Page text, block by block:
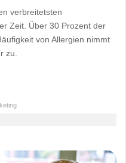
verbreitetsten
Zeit. Über 30 Prozent der
von Allergien nimmt
zu.